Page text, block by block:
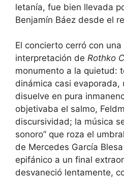
letanía, fue bien llevada
Benjamín Báez desde el
El concierto cerró con
interpretación de Rothko
monumento a la quietud:
dinámica casi evaporada,
disuelve en pura
objetivaba el salmo,
discursividad; la música
sonoro” que roza el
de Mercedes García
epifánico a un final
desvaneció lentamente,